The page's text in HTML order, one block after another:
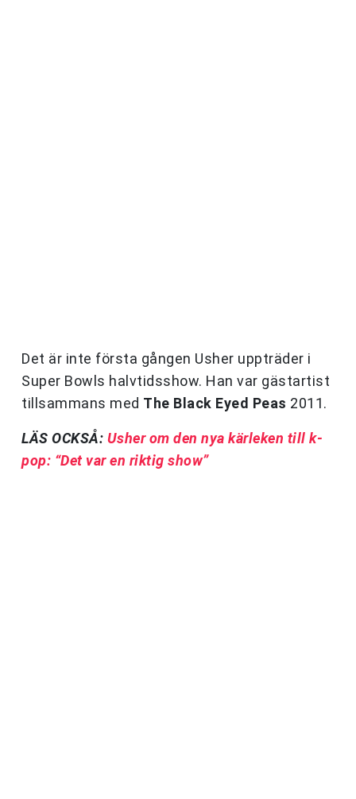
Det är inte första gången Usher uppträder i
Super Bowls halvtidsshow. Han var gästartist
tillsammans med The Black Eyed Peas 2011.
LÄS OCKSÅ: Usher om den nya kärleken till k-
pop: “Det var en riktig show”